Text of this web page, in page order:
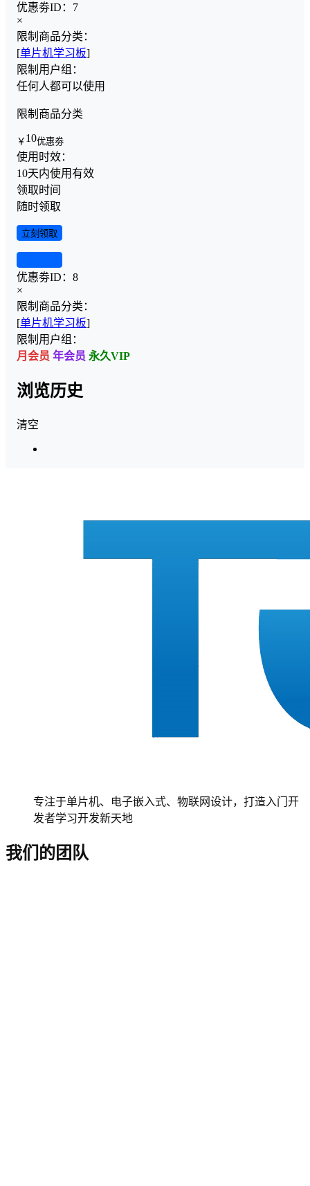
优惠劵ID： 7
×
限制商品分类：
[单片机学习板]
限制用户组：
任何人都可以使用
限制商品分类
￥ 10优惠劵
使用时效：
10天内使用有效
领取时间
随时领取
立刻领取
优惠劵ID： 8
×
限制商品分类：
[单片机学习板]
限制用户组：
月会员 年会员 永久VIP
浏览历史
清空
专注于单片机、电子嵌入式、物联网设计，打造入门开
发者学习开发新天地
我们的团队